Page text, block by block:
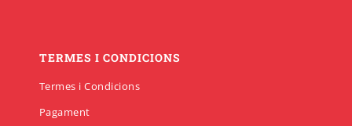
TERMES I CONDICIONS
Termes i Condicions
Pagament